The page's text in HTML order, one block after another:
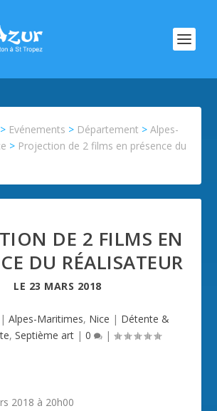
> Evénements > Département >Alpes-
> Projection de 2 films en présence du
DE 2 FILMS EN
DU RÉALISATEUR
LE 23 MARS 2018
| Alpes-Maritimes, Nice | Détente &
, Septième art| 0 |
2018 à 20h00